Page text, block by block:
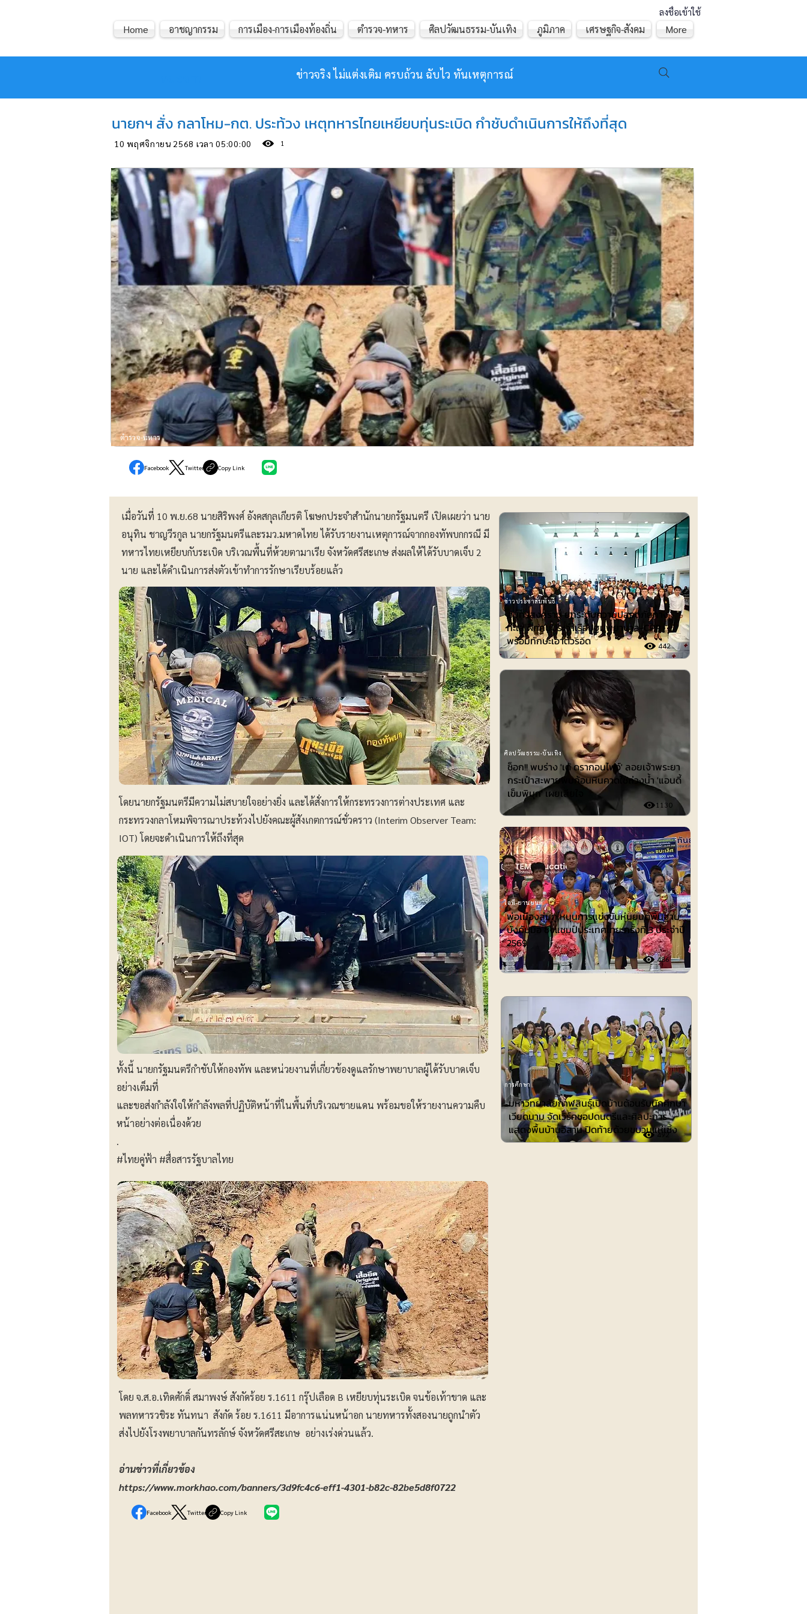
ลงชื่อเข้าใช้
ข่าวจริง ไม่แต่งเติม ครบถ้วน ฉับไว ทันเหตุการณ์
Home อาชญากรรม การเมือง-การเมืองท้องถิ่น ตำรวจ-ทหาร ศิลปวัฒนธรรม-บันเทิง ภูมิภาค เศรษฐกิจ-สังคม More
นายกฯ สั่ง กลาโหม-กต. ประท้วง เหตุทหารไทยเหยียบทุ่นระเบิด กำชับดำเนินการให้ถึงที่สุด
10 พฤศจิกายน 2568 เวลา 05:00:00 1
ตำรวจ-ทหาร
Facebook Twitter Copy Link
เมื่อวันที่ 10 พ.ย.68 นายสิริพงศ์ อังคสกุลเกียรติ โฆษกประจำสำนักนายกรัฐมนตรี เปิดเผยว่า นาย
อนุทิน ชาญวีรกูล นายกรัฐมนตรีและรมว.มหาดไทย ได้รับรายงานเหตุการณ์จากกองทัพบกกรณี มี
ทหารไทยเหยียบกับระเบิด บริเวณพื้นที่ห้วยตามาเรีย จังหวัดศรีสะเกษ ส่งผลให้ได้รับบาดเจ็บ 2
นาย และได้ดำเนินการส่งตัวเข้าทำการรักษาเรียบร้อยแล้ว
โดยนายกรัฐมนตรีมีความไม่สบายใจอย่างยิ่ง และได้สั่งการให้กระทรวงการต่างประเทศ และ
กระทรวงกลาโหมพิจารณาประท้วงไปยังคณะผู้สังเกตการณ์ชั่วคราว (Interim Observer Team:
IOT) โดยจะดำเนินการให้ถึงที่สุด
ทั้งนี้ นายกรัฐมนตรีกำชับให้กองทัพ และหน่วยงานที่เกี่ยวข้องดูแลรักษาพยาบาลผู้ได้รับบาดเจ็บ
อย่างเต็มที่
และขอส่งกำลังใจให้กำลังพลที่ปฏิบัติหน้าที่ในพื้นที่บริเวณชายแดน พร้อมขอให้รายงานความคืบ
หน้าอย่างต่อเนื่องด้วย
.
#ไทยคู่ฟ้า #สื่อสารรัฐบาลไทย
โดย จ.ส.อ.เทิดศักดิ์ สมาพงษ์ สังกัดร้อย ร.1611 กรุ๊ปเลือด B เหยียบทุ่นระเบิด จนข้อเท้าขาด และ
พลทหารวชิระ ทันทนา สังกัด ร้อย ร.1611 มีอาการแน่นหน้าอก นายทหารทั้งสองนายถูกนำตัว
ส่งไปยังโรงพยาบาลกันทรลักษ์ จังหวัดศรีสะเกษ อย่างเร่งด่วนแล้ว.
อ่านข่าวที่เกี่ยวข้อง
https://www.morkhao.com/banners/3d9fc4c6-eff1-4301-b82c-82be5d8f0722
Facebook Twitter Copy Link
สมุทรสงคราม ยกระดับความปลอดภัยทาง
ทะเล ฝึกคนประจำเรือปฐมพยาบาล-CPR
พร้อมทักษะเอาตัวรอด
442
ข่าวประชาสัมพันธ์
ช็อก!! พบร่าง 'เต้ ดรากอนไฟว์' ลอยเจ้าพระยา
กระเป๋าสะพายพบก้อนหินคาดใช้ถ่วงน้ำ 'แอนดี้
เข็มพิมุก' เผยเสียใจ
1130
ศิลปวัฒธรรม-บันเทิง
ไอที-ยานยนต์
พ่อเมืองลุ่มภู หนุนการแข่งขันหุ่นยนต์พื้นฐาน
บังคับมือ ชิงแชมป์ประเทศไทย ครั้งที่ 3 ประจำปี
2569
486
การศึกษา
มหาวิทยาลัยกาฬสินธุ์เปิดบ้านต้อนรับนักศึกษา
เวียดนาม จัดเวิร์คชอปดนตรีและศิลปะการ
แสดงพื้นบ้านอีสาน ปิดท้ายด้วยขบวนแห่เซิ้ง
492